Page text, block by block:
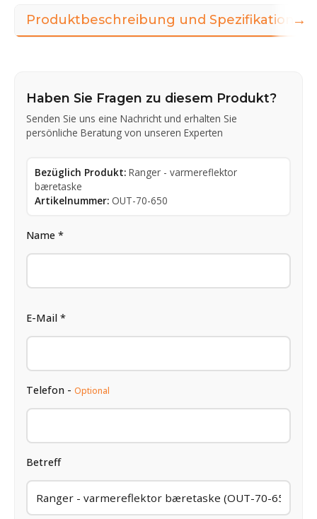
Produktbeschreibung und Spezifikationen
Haben Sie Fragen zu diesem Produkt?
Senden Sie uns eine Nachricht und erhalten Sie
persönliche Beratung von unseren Experten
Bezüglich Produkt: Ranger - varmereflektor
bæretaske
Artikelnummer: OUT-70-650
Name *
E-Mail *
Telefon - Optional
Betreff
→